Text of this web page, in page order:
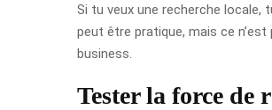
Si tu veux une recherche
peut être pratique, mais ce
business.
Tester la force de